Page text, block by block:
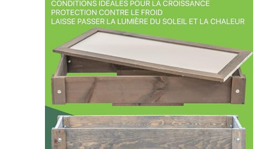
inférieur pouvant
également servir
rangement
accessoires de
jardinage et les
outils. Le fond du
bac de plantation
peut être
facilement retiré
pour le nettoyage.